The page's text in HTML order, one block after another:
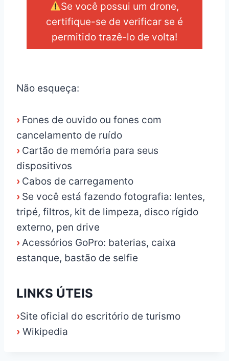
Se você possui um drone,
certifique-se de verificar se é
permitido trazê-lo de volta!
Não esqueça:
› Fones de ouvido ou fones com
cancelamento de ruído
› Cartão de memória para seus
dispositivos
› Cabos de carregamento
› Se você está fazendo fotografia: lentes,
tripé, filtros, kit de limpeza, disco rígido
externo, pen drive
›Acessórios GoPro: baterias, caixa
estanque, bastão de selfie
LINKS ÚTEIS
›Site oficial do escritório de turismo
› Wikipedia